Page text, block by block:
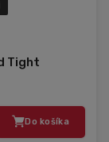
Tight
Do košíka